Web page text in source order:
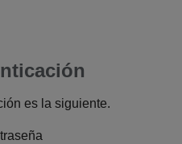
es la siguiente.